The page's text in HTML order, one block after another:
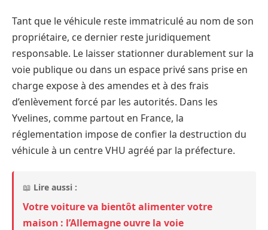
Tant que le véhicule reste immatriculé au nom de son
propriétaire, ce dernier reste juridiquement
responsable. Le laisser stationner durablement sur la
voie publique ou dans un espace privé sans prise en
charge expose à des amendes et à des frais
d’enlèvement forcé par les autorités. Dans les
Yvelines, comme partout en France, la
réglementation impose de confier la destruction du
véhicule à un centre VHU agréé par la préfecture.
📖 Lire aussi :
Votre voiture va bientôt alimenter votre
maison : l’Allemagne ouvre la voie